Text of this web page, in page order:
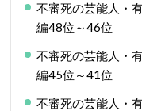
不審死の芸能人・
編48位～46位
不審死の芸能人・
編45位～41位
不審死の芸能人・